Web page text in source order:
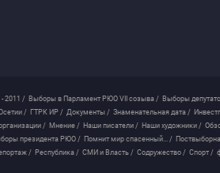
2011 / Выборы в Парламент РЮО VII созыва / Выборы
/ ГТРК ИР / Документы / Знаменательная дата /
/ Мнение / Наши писатели / Наши художники /
президента РЮО / Помнит мир спасенный... /
/ Республика / СМИ и Власть / Содружество / Спорт /